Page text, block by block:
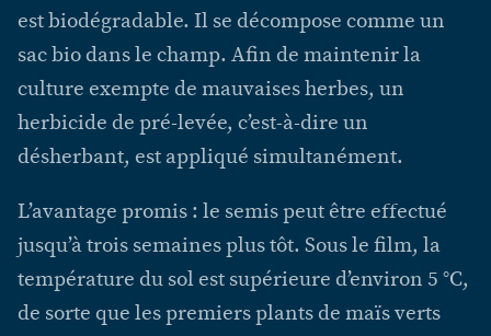
est biodégradable. Il se décompose comme un
sac bio dans le champ. Afin de maintenir la
culture exempte de mauvaises herbes, un
herbicide de pré-levée, c’est-à-dire un
désherbant, est appliqué simultanément.
L’avantage promis : le semis peut être effectué
jusqu’à trois semaines plus tôt. Sous le film, la
température du sol est supérieure d’environ 5 °C,
de sorte que les premiers plants de maïs verts